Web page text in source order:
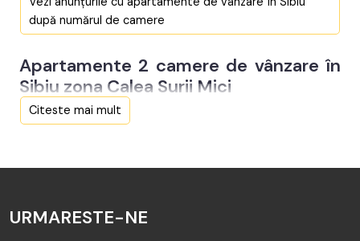
Apartamente 2 camere de vânzare în Sibiu zona Vasila
Aaron
Apartamente 2 camere de vânzare în Sibiu zona Centrul
Istoric
Apartamente 2 camere de vânzare în Sibiu zona Strand
Apartamente 2 camere de vânzare în Sibiu zona Terezian
Jos
Apartamente 3 camere de vânzare Sibiu
Apartamente 4 camere de vânzare Sibiu
Penthouse de vânzare Sibiu
după numărul de camere
Apartamente 2 camere de vânzare în
Sibiu zona Calea Surii Mici
Citeste mai mult
URMARESTE-NE